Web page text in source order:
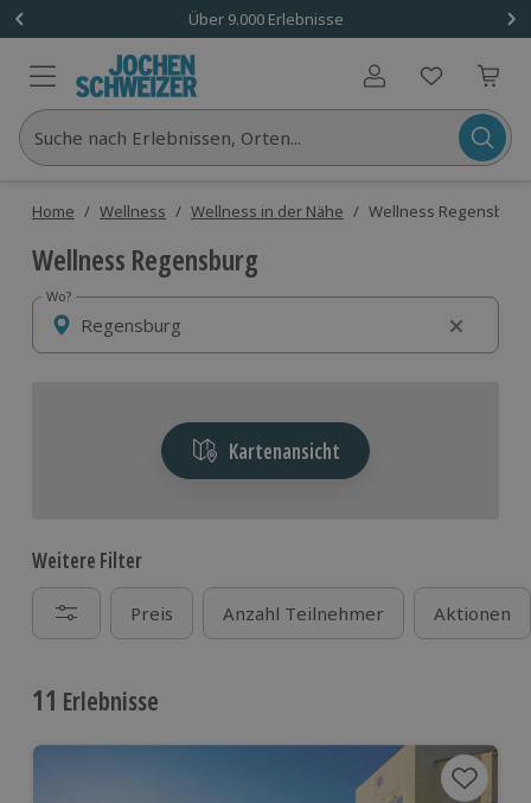
Über 9.000 Erlebnisse
Benutzerkonto
Suche nach Erlebnissen, Orten...
Home / Wellness / Wellness in der Nähe / Wellness Regensburg
Wellness Regensburg
Wo?
Wo?
Kartenansicht
Weitere Filter
Preis Anzahl Teilnehmer Aktionen
11 Erlebnisse